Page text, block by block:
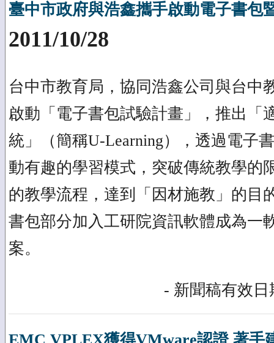
臺中市政府與浩鑫攜手啟動電子書包
2011/10/28
台中市教育局，協同浩鑫公司與台中
啟動「電子書包試驗計畫」，推出「
統」（簡稱U-Learning），透過電子
動有趣的學習模式，突破傳統教學的
的教學流程，達到「因材施教」的目
書包部分加入工研院資訊軟體成為一
案。
- 新聞稿有效日